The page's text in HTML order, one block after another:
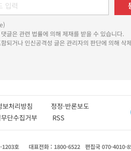
글은 관련 법률에 의해 제재를 받을 수 있습니다.
되거나 인신공격성 글은 관리자의 판단에 의해 삭
보처리방침 정정·반론보도
단수집거부 RSS
1203호 대표전화 : 1800-6522 편집국 070-4010-